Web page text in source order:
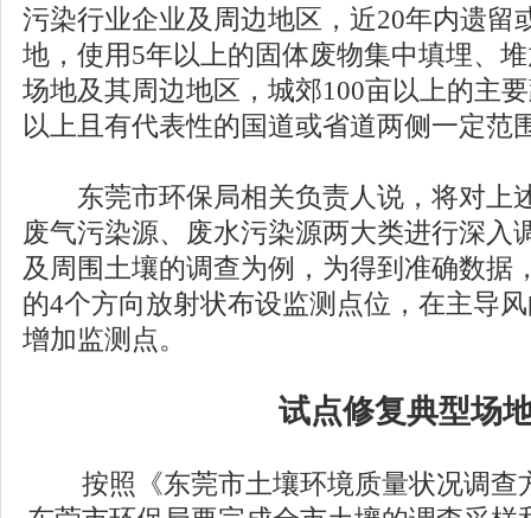
污染行业企业及周边地区，近20年内遗留
地，使用5年以上的固体废物集中填埋、
场地及其周边地区，城郊100亩以上的主
以上且有代表性的国道或省道两侧一定范
东莞市环保局相关负责人说，将对上
废气污染源、废水污染源两大类进行深入
及周围土壤的调查为例，为得到准确数据
的4个方向放射状布设监测点位，在主导
增加监测点。
试点修复典型场
按照《东莞市土壤环境质量状况调查